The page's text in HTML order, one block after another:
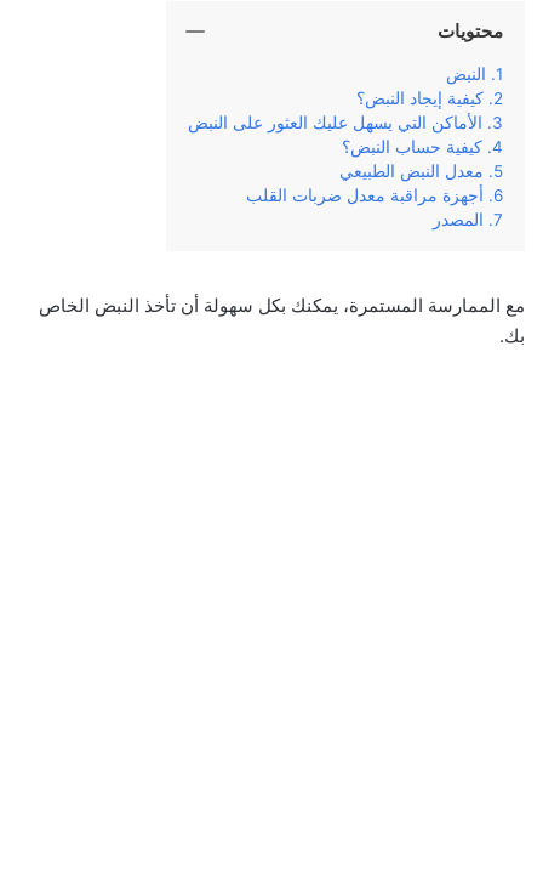
محتويات
النبض
كيفية إيجاد النبض؟
الأماكن التي يسهل عليك العثور على النبض
كيفية حساب النبض؟
معدل النبض الطبيعي
أجهزة مراقبة معدل ضربات القلب
المصدر
مع الممارسة المستمرة، يمكنك بكل سهولة أن تأخذ النبض الخاص
بك.